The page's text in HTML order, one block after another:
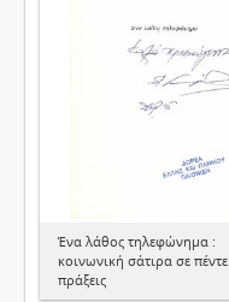
Ένα λάθος τηλεφώνημα :
κοινωνική σάτιρα σε πέντε
πράξεις